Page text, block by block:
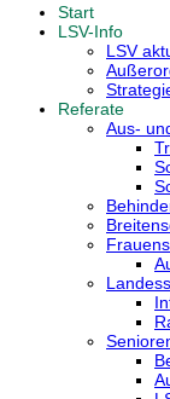
Start
LSV-Info
LSV
Referate
Aus-